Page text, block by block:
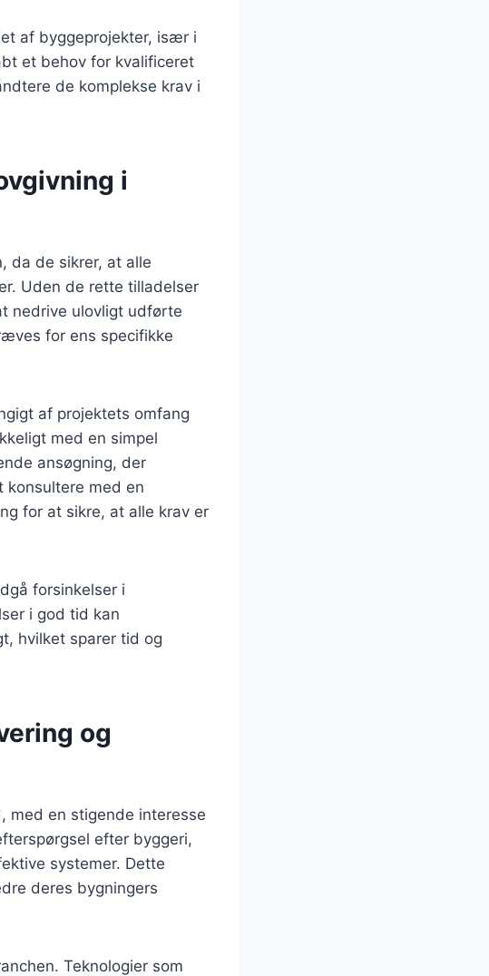
af byggeprojekter, især i
et behov for kvalificeret
de komplekse krav i
i
da de sikrer, at alle
Uden de rette tilladelser
nedrive ulovligt udførte
for ens specifikke
af projektets omfang
med en simpel
ansøgning, der
konsultere med en
for at sikre, at alle krav er
forsinkelser i
i god tid kan
hvilket sparer tid og
og
med en stigende interesse
efter byggeri,
systemer. Dette
deres bygningers
Teknologier som